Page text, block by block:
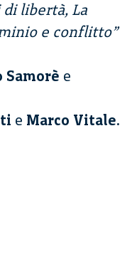
libertà, La
e conflitto”
Samorè e
e Marco Vitale.